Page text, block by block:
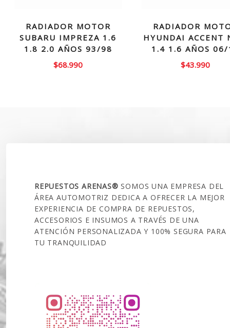
RADIADOR MOTOR
SUBARU IMPREZA 1.6
1.8 2.0 AÑOS 93/98
$68.990
RADIADOR
HYUNDAI ACCENT
1.4 1.6 AÑOS
$43.990
REPUESTOS ARENAS®SOMOS UNA EMPRESA DEL
ÁREA AUTOMOTRIZ DEDICA A OFRECER LA MEJOR
EXPERIENCIA DE COMPRA DE REPUESTOS,
ACCESORIOS E INSUMOS A TRAVÉS DE UNA
ATENCIÓN PERSONALIZADA Y 100% SEGURA PARA
TU TRANQUILIDAD